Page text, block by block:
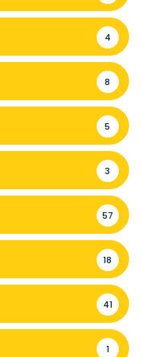
4
8
5
3
57
18
41
1